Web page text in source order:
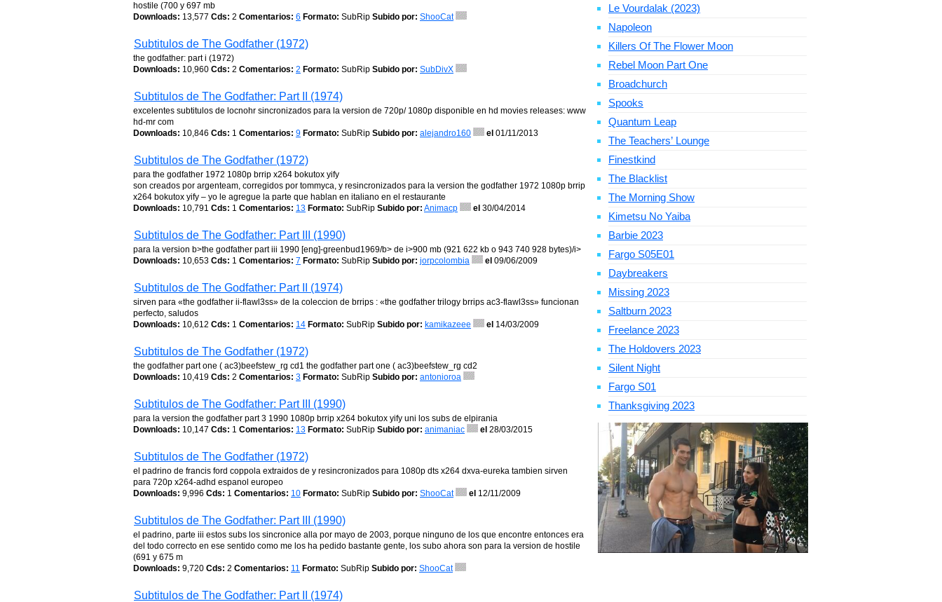
hostile (700 y 697 mb
Downloads: 13,577 Cds: 2 Comentarios: 6 Formato: SubRip Subido por: ShooCat
Subtitulos de The Godfather (1972)
the godfather: part i (1972)
Downloads: 10,960 Cds: 2 Comentarios: 2 Formato: SubRip Subido por: SubDivX
Subtitulos de The Godfather: Part II (1974)
excelentes subtitulos de locnohr sincronizados para la version de 720p/ 1080p disponible en hd movies releases: www
hd-mr com
Downloads: 10,846 Cds: 1 Comentarios: 9 Formato: SubRip Subido por: alejandro160 el 01/11/2013
Subtitulos de The Godfather (1972)
para the godfather 1972 1080p brrip x264 bokutox yify
son creados por argenteam, corregidos por tommyca, y resincronizados para la version the godfather 1972 1080p brrip
x264 bokutox yify – yo le agregue la parte que hablan en italiano en el restaurante
Downloads: 10,791 Cds: 1 Comentarios: 13 Formato: SubRip Subido por: Animacp el 30/04/2014
Subtitulos de The Godfather: Part III (1990)
para la version b>the godfather part iii 1990 [eng]-greenbud1969/b> de i>900 mb (921 622 kb o 943 740 928 bytes)/i>
Downloads: 10,653 Cds: 1 Comentarios: 7 Formato: SubRip Subido por: jorpcolombia el 09/06/2009
Subtitulos de The Godfather: Part II (1974)
sirven para «the godfather ii-flawl3ss» de la coleccion de brrips : «the godfather trilogy brrips ac3-flawl3ss» funcionan
perfecto, saludos
Downloads: 10,612 Cds: 1 Comentarios: 14 Formato: SubRip Subido por: kamikazeee el 14/03/2009
Subtitulos de The Godfather (1972)
the godfather part one ( ac3)beefstew_rg cd1 the godfather part one ( ac3)beefstew_rg cd2
Downloads: 10,419 Cds: 2 Comentarios: 3 Formato: SubRip Subido por: antonioroa
Subtitulos de The Godfather: Part III (1990)
para la version the godfather part 3 1990 1080p brrip x264 bokutox yify uni los subs de elpirania
Downloads: 10,147 Cds: 1 Comentarios: 13 Formato: SubRip Subido por: animaniac el 28/03/2015
Subtitulos de The Godfather (1972)
el padrino de francis ford coppola extraidos de y resincronizados para 1080p dts x264 dxva-eureka tambien sirven
para 720p x264-adhd espanol europeo
Downloads: 9,996 Cds: 1 Comentarios: 10 Formato: SubRip Subido por: ShooCat el 12/11/2009
Subtitulos de The Godfather: Part III (1990)
el padrino, parte iii estos subs los sincronice alla por mayo de 2003, porque ninguno de los que encontre entonces era
del todo correcto en ese sentido como me los ha pedido bastante gente, los subo ahora son para la version de hostile
(691 y 675 m
Downloads: 9,720 Cds: 2 Comentarios: 11 Formato: SubRip Subido por: ShooCat
Subtitulos de The Godfather: Part II (1974)
Le Vourdalak (2023)
Napoleon
Killers Of The Flower Moon
Rebel Moon Part One
Broadchurch
Spooks
Quantum Leap
The Teachers’ Lounge
Finestkind
The Blacklist
The Morning Show
Kimetsu No Yaiba
Barbie 2023
Fargo S05E01
Daybreakers
Missing 2023
Saltburn 2023
Freelance 2023
The Holdovers 2023
Silent Night
Fargo S01
Thanksgiving 2023